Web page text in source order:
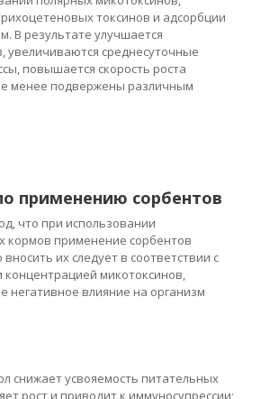
токсинов и адсорбции
В результате улучшается
увеличиваются среднесуточные
повышается скорость роста
менее подвержены различным
применению сорбентов
что при использовании
кормов применение сорбентов
их следует в соответствии с
микотоксинов,
негативное влияние на организм
снижает усвояемость питательных
рост и приводит к иммуносупрессии;